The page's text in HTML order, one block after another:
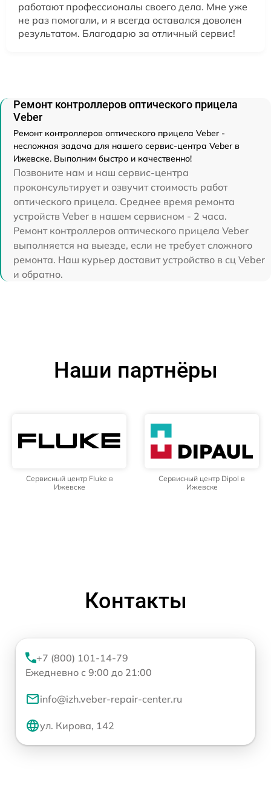
работают профессионалы своего дела. Мне уже
не раз помогали, и я всегда оставался доволен
результатом. Благодарю за отличный сервис!
Ремонт контроллеров оптического прицела
Veber
Ремонт контроллеров оптического прицела Veber -
несложная задача для нашего сервис-центра Veber в
Ижевске. Выполним быстро и качественно!
Позвоните нам и наш сервис-центра
проконсультирует и озвучит стоимость работ
оптического прицела. Среднее время ремонта
устройств Veber в нашем сервисном - 2 часа.
Ремонт контроллеров оптического прицела Veber
выполняется на выезде, если не требует сложного
ремонта. Наш курьер доставит устройство в сц Veber
и обратно.
Наши партнёры
Сервисный центр Fluke в
Ижевске
Сервисный центр Dipol в
Ижевске
Контакты
+7 (800) 101-14-79
Ежедневно с 9:00 до 21:00
info@izh.veber-repair-center.ru
ул. Кирова, 142